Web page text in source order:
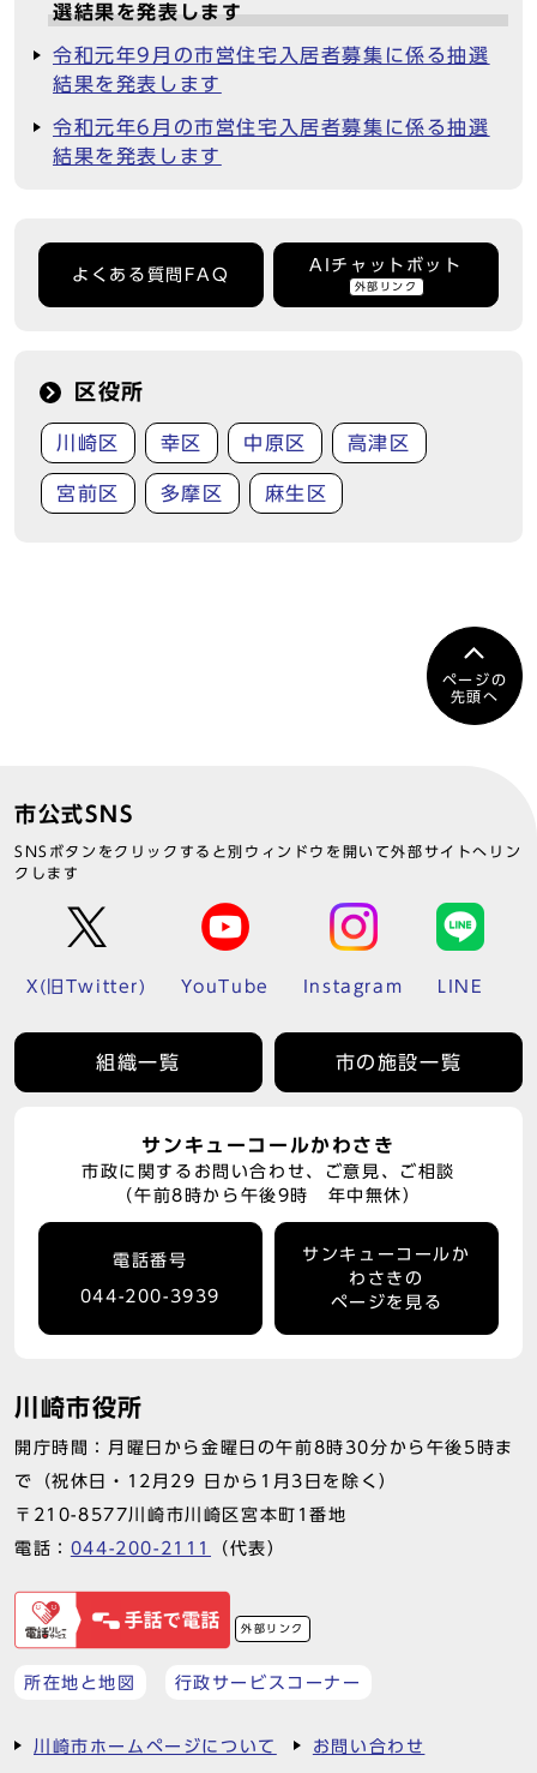
選結果を発表します
令和元年9月の市営住宅入居者募集に係る抽選
結果を発表します
令和元年6月の市営住宅入居者募集に係る抽選
結果を発表します
よくある質問FAQ
AIチャットボット
外部リンク
区役所
川崎区 幸区 中原区 高津区
宮前区 多摩区 麻生区
ページの
先頭へ
市公式SNS
SNSボタンをクリックすると別ウィンドウを開いて外部サイトへリン
クします
X(旧Twitter) YouTube Instagram LINE
組織一覧 市の施設一覧
サンキューコールかわさき
市政に関するお問い合わせ、ご意見、ご相談
（午前8時から午後9時 年中無休）
電話番号
044-200-3939
サンキューコールか
わさきの
ページを見る
川崎市役所
開庁時間：月曜日から金曜日の午前8時30分から午後5時ま
で（祝休日・12月29 日から1月3日を除く）
〒210-8577川崎市川崎区宮本町1番地
電話： 044-200-2111 （代表）
外部リンク
所在地と地図 行政サービスコーナー
川崎市ホームページについて お問い合わせ